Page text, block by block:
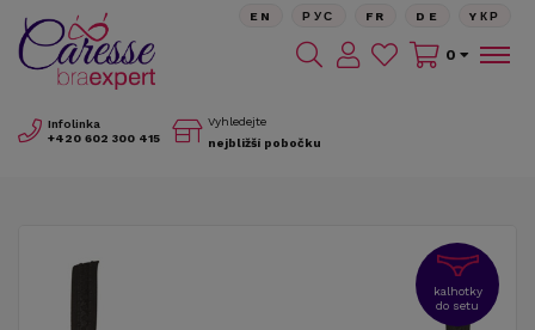
Infolinka
+420 602 300 415
Vyhledejte
nejbližší pobočku
EN РУС FR DE YКР
0
kalhotky
do setu